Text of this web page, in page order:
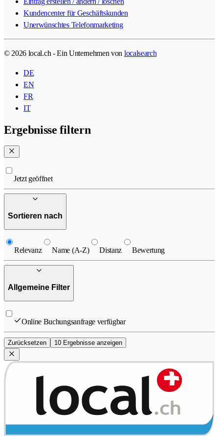
Kundencenter für Geschäftskunden
Unerwünschtes Telefonmarketing
© 2026 local.ch - Ein Unternehmen von localsearch
DE
EN
FR
IT
Ergebnisse filtern
Jetzt geöffnet
Sortieren nach
Relevanz Name (A-Z) Distanz Bewertung
Allgemeine Filter
Online Buchungsanfrage verfügbar
Zurücksetzen 10 Ergebnisse anzeigen